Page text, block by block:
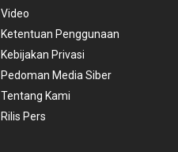
Video
Ketentuan Penggunaan
Kebijakan Privasi
Pedoman Media Siber
Tentang Kami
Rilis Pers